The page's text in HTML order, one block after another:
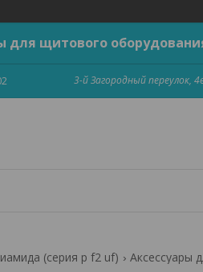
для щитового
3-й Загородный переулок,
(серия p f2 uf) Аксессуары